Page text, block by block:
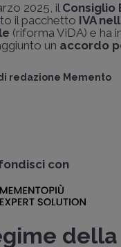
2025, il Consiglio
il pacchetto IVA
(riforma ViDA) e ha
un accordo
redazione Memento
con
della